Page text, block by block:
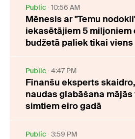
Public 10:56 AM
Mēnesis ar "Temu
iekasētājiem 5 miljoniem
budžetā paliek tikai viens
Public 4:47 PM
Finanšu eksperts
naudas glabāšana
simtiem eiro gadā
Public 3:59 PM